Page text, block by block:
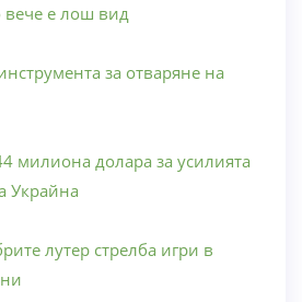
вече е лош вид
за отваряне на
милиона долара за усилията
Украйна
лутер стрелба игри в